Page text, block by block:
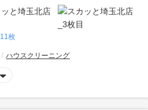
11枚
ハウスクリーニング